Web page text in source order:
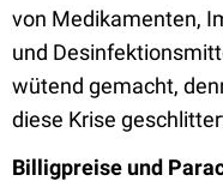
von Medikamenten,
und
wütend gemacht,
diese Krise
Billigpreise und